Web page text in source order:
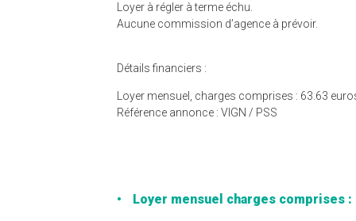
Loyer à régler à terme échu.
Aucune commission d’agence à prévoir.
Détails financiers :
Loyer mensuel, charges comprises : 63.63
Référence annonce : VIGN / PSS
Loyer mensuel charges comprises :